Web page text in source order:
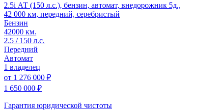
2.5i АТ (150 л.с.), бензин, автомат, внедорожник 5д.,
42 000 км, передний, серебристый
Бензин
42000 км.
2.5 / 150 л.с.
Передний
Автомат
1 владелец
от 1 276 000 ₽
1 650 000 ₽
Гарантия юридической чистоты